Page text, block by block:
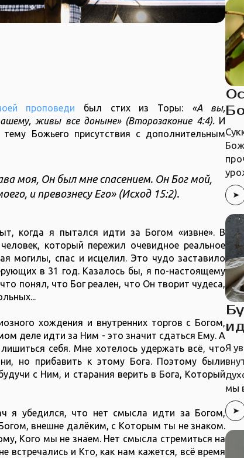
проповеди был стих из Торы: «А вы,
живы все доныне» (Второзаконие 4:4).И
Божьего присутствия с дополнительным
моя, Он был мне спасением. Он Бог мой,
и превознесу Его» (‭‭Исход‬ ‭15‬:‭2‬).
когда я пытался идти за Богом «извне». В
который пережил очевидное реальное
могилы, спас и исцелил. Это чудо заставило
в 31 год. Казалось бы, я по-настоящему
понял, что Бог реален, что Он творит чудеса,
хождения и внутренних торгов с Богом,
деле идти за Ним - это значит сдаться Ему. А
себя. Мне хотелось удержать всё, что
но прибавить к этому Бога. Поэтому были
с Ним, и старания верить в Бога, Который
я убедился, что нет смысла идти за Богом,
внешне далёким, с Которым ты не знаком.
Кого мы не знаем. Нет смысла стремиться на
встречались и Кто, как нам кажется, всё время
Я
мы